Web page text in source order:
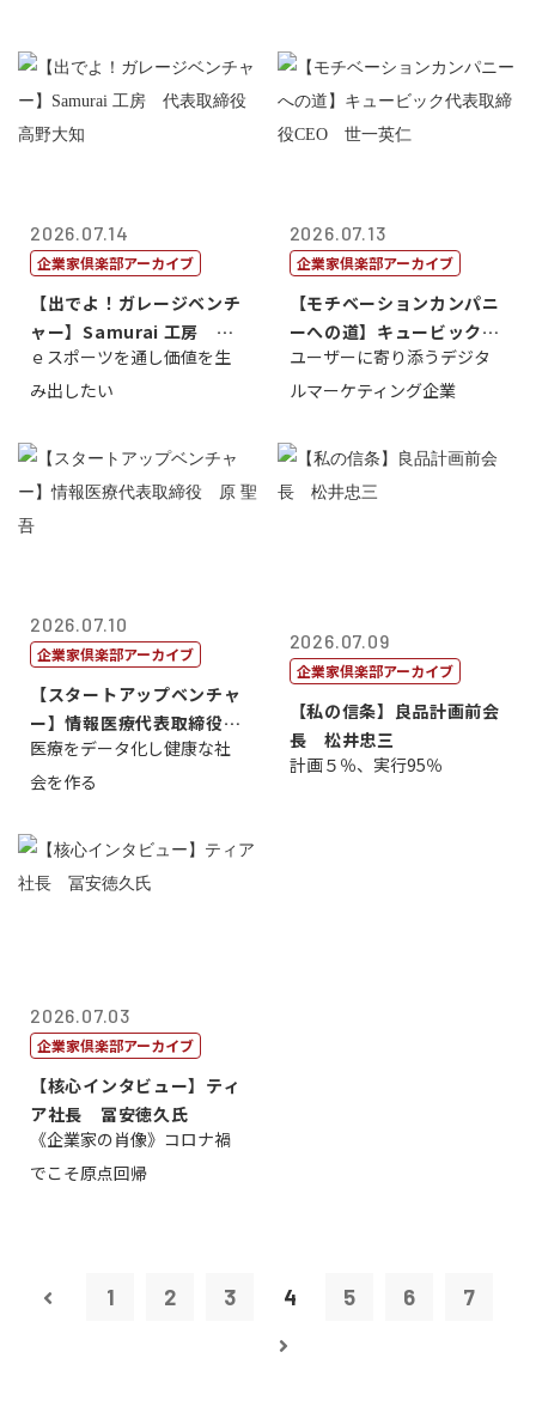
2026.07.14
企業家倶楽部アーカイブ
【出でよ！ガレージベンチ
ャー】Samurai 工房 代
表取締...
ｅスポーツを通し価値を生
み出したい
2026.07.13
企業家倶楽部アーカイブ
【モチベーションカンパニ
ーへの道】キュービック代
表取締役CE...
ユーザーに寄り添うデジタ
ルマーケティング企業
2026.07.10
企業家倶楽部アーカイブ
【スタートアップベンチャ
ー】情報医療代表取締役
原 聖吾
医療をデータ化し健康な社
会を作る
2026.07.09
企業家倶楽部アーカイブ
【私の信条】良品計画前会
長 松井忠三
計画５％、実行95％
2026.07.03
企業家倶楽部アーカイブ
【核心インタビュー】ティ
ア社長 冨安徳久氏
《企業家の肖像》コロナ禍
でこそ原点回帰
1 2 3 4 5 6 7